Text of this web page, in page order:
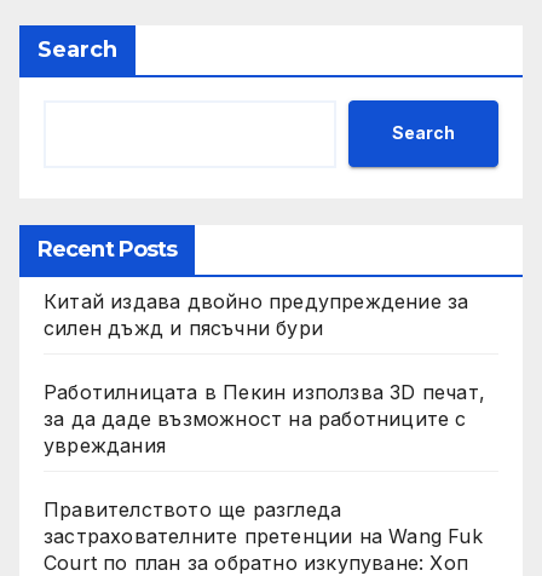
Search
Search
Recent Posts
Китай издава двойно предупреждение за
силен дъжд и пясъчни бури
Работилницата в Пекин използва 3D печат,
за да даде възможност на работниците с
увреждания
Правителството ще разгледа
застрахователните претенции на Wang Fuk
Court по план за обратно изкупуване: Хоп